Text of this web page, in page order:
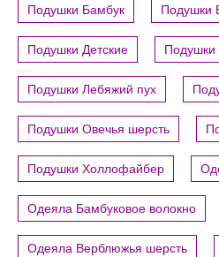
Подушки Бамбук Подушки
Подушки Детские Подушки
Подушки Лебяжий пух
Подушки Овечья шерсть
Подушки Холлофайбер
Одеяла Бамбуковое волокно
Одеяла Верблюжья шерсть